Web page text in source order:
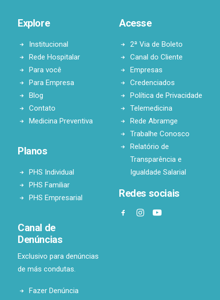
Explore
Institucional
Rede Hospitalar
Para você
Para Empresa
Blog
Contato
Medicina Preventiva
Planos
PHS Individual
PHS Familiar
PHS Empresarial
Canal de
Denúncias
Exclusivo para denúncias
de más condutas.
Fazer Denúncia
Acesse
2ª Via de Boleto
Canal do Cliente
Empresas
Credenciados
Política de Privacidade
Telemedicina
Rede Abramge
Trabalhe Conosco
Relatório de
Transparência e
Igualdade Salarial
Redes sociais